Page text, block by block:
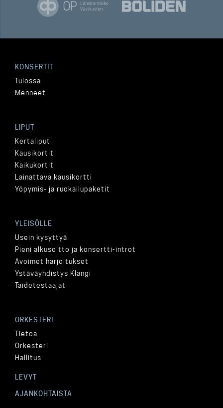
KONSERTIT
Tulossa
Menneet
LIPUT
Kertaliput
Kausikortit
Kaikukortit
Lainattava kausikortti
Yöpymis- ja ruokailupaketit
YLEISÖLLE
Usein kysyttyä
Pieni alkusoitto ja konsertti-introt
Avoimet harjoitukset
Ystäväyhdistys Klangi
Taidetestaajat
ORKESTERI
Tietoa
Orkesteri
Hallitus
LEVYT
AJANKOHTAISTA